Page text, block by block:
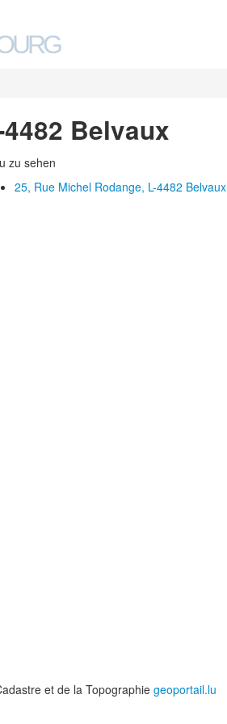
Belvaux
zu sehen
25, Rue Michel Rodange, L-4482 Belvaux
et de la Topographie geoportail.lu